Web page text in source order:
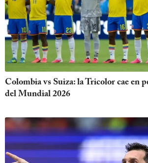
Colombia vs Suiza: la Tricolor cae en
del Mundial 2026